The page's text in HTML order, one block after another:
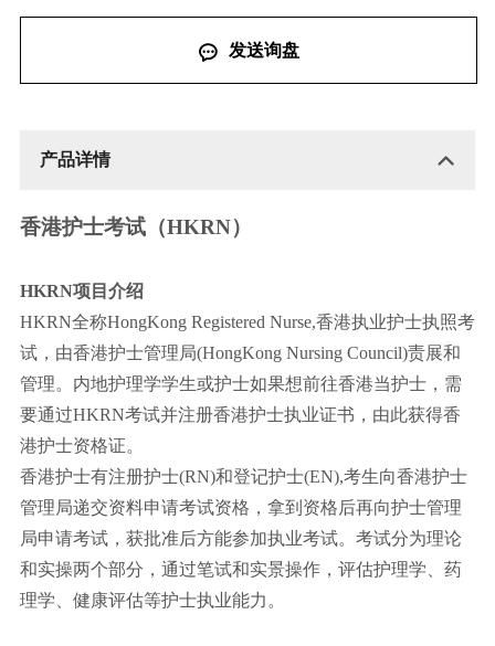
发送询盘
产品详情
香港护士考试（HKRN）
HKRN项目介绍
HKRN全称HongKong Registered Nurse,香港执业护士执照考
试，由香港护士管理局(HongKong Nursing Council)责展和
管理。内地护理学学生或护士如果想前往香港当护士，需
要通过HKRN考试并注册香港护士执业证书，由此获得香
港护士资格证。
香港护士有注册护士(RN)和登记护士(EN),考生向香港护士
管理局递交资料申请考试资格，拿到资格后再向护士管理
局申请考试，获批准后方能参加执业考试。考试分为理论
和实操两个部分，通过笔试和实景操作，评估护理学、药
理学、健康评估等护士执业能力。